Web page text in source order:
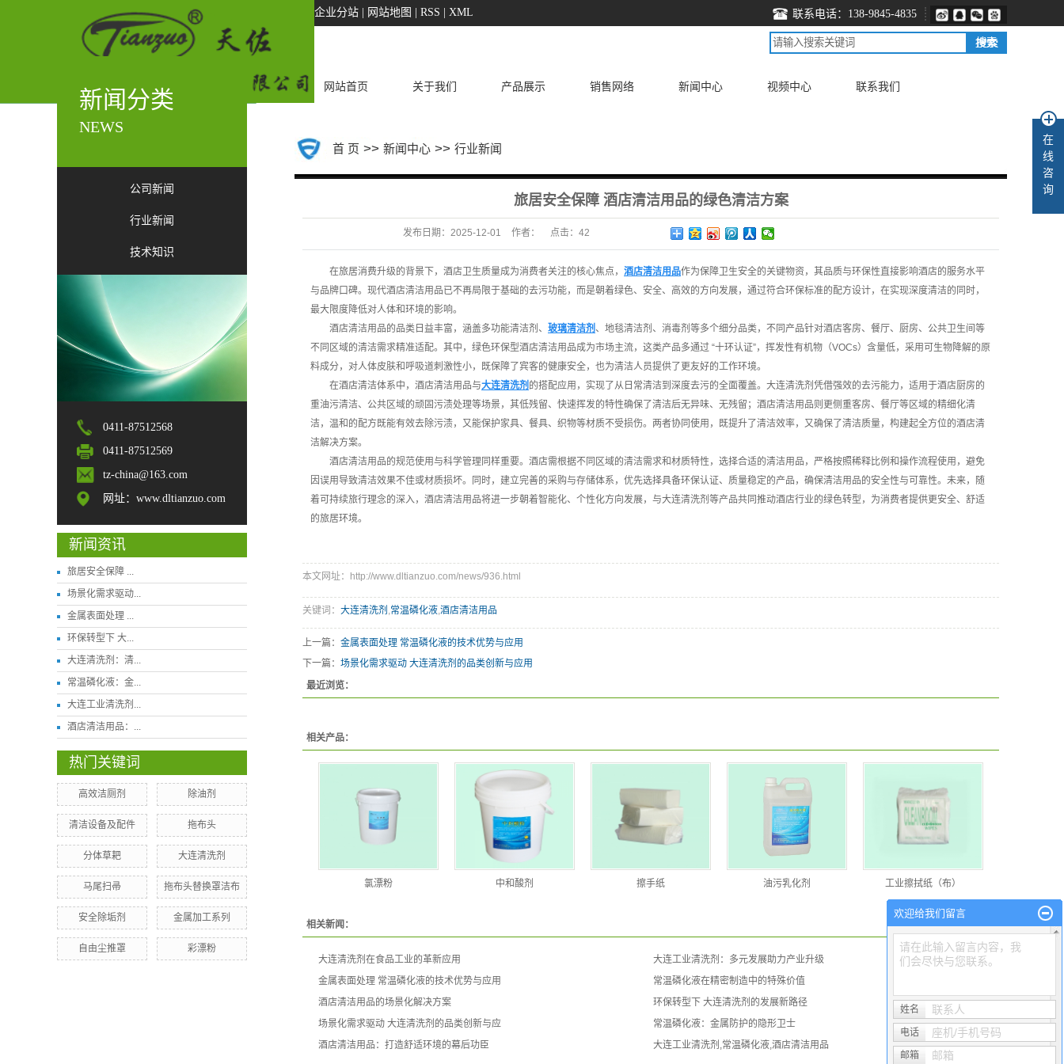
企业分站 网站地图 RSS XML 联系电话：138-9845-4835
网站首页 关于我们 产品展示 销售网络 新闻中心 视频中心 联系我们
新闻分类
NEWS
公司新闻
行业新闻
技术知识
0411-87512568
0411-87512569
tz-china@163.com
网址：www.dltianzuo.com
新闻资讯
旅居安全保障 ...
场景化需求驱动...
金属表面处理 ...
环保转型下 大...
大连清洗剂：清...
常温磷化液：金...
大连工业清洗剂...
酒店清洁用品：...
热门关键词
高效洁厕剂 除油剂
清洁设备及配件 拖布头
分体草耙 大连清洗剂
马尾扫帚 拖布头替换罩洁布
安全除垢剂 金属加工系列
自由尘推罩 ​彩漂粉
首 页 >> 新闻中心 >> 行业新闻
旅居安全保障 酒店清洁用品的绿色清洁方案
发布日期： 2025-12-01 作者： 点击： 42
在旅居消费升级的背景下，酒店卫生质量成为消费者关注的核心焦点， 酒店清洁用品作为保障卫生安全的关键物资，其品质与环保性直接影响酒店的服务水平
与品牌口碑。现代酒店清洁用品已不再局限于基础的去污功能，而是朝着绿色、安全、高效的方向发展，通过符合环保标准的配方设计，在实现深度清洁的同时，
最大限度降低对人体和环境的影响。
酒店清洁用品的品类日益丰富，涵盖多功能清洁剂、 玻璃清洁剂 、地毯清洁剂、消毒剂等多个细分品类，不同产品针对酒店客房、餐厅、厨房、公共卫生间等
不同区域的清洁需求精准适配。其中，绿色环保型酒店清洁用品成为市场主流，这类产品多通过 “十环认证”，挥发性有机物（VOCs）含量低，采用可生物降解的原
料成分，对人体皮肤和呼吸道刺激性小，既保障了宾客的健康安全，也为清洁人员提供了更友好的工作环境。
在酒店清洁体系中，酒店清洁用品与大连清洗剂 的搭配应用，实现了从日常清洁到深度去污的全面覆盖。大连清洗剂凭借强效的去污能力，适用于酒店厨房的
重油污清洁、公共区域的顽固污渍处理等场景，其低残留、快速挥发的特性确保了清洁后无异味、无残留；酒店清洁用品则更侧重客房、餐厅等区域的精细化清
洁，温和的配方既能有效去除污渍，又能保护家具、餐具、织物等材质不受损伤。两者协同使用，既提升了清洁效率，又确保了清洁质量，构建起全方位的酒店清
洁解决方案。
酒店清洁用品的规范使用与科学管理同样重要。酒店需根据不同区域的清洁需求和材质特性，选择合适的清洁用品，严格按照稀释比例和操作流程使用，避免
因误用导致清洁效果不佳或材质损坏。同时，建立完善的采购与存储体系，优先选择具备环保认证、质量稳定的产品，确保清洁用品的安全性与可靠性。未来，随
着可持续旅行理念的深入，酒店清洁用品将进一步朝着智能化、个性化方向发展，与大连清洗剂等产品共同推动酒店行业的绿色转型，为消费者提供更安全、舒适
的旅居环境。
本文网址：http://www.dltianzuo.com/news/936.html
关键词： 大连清洗剂 ,常温磷化液,酒店清洁用品
上一篇： 金属表面处理 常温磷化液的技术优势与应用
下一篇： 场景化需求驱动 大连清洗剂的品类创新与应用
最近浏览：
相关产品：
氯漂粉 ​中和酸剂 擦手纸 ​油污乳化剂 工业擦拭纸（布）
相关新闻：
大连清洗剂在食品工业的革新应用
大连工业清洗剂：多元发展助力产业升级
金属表面处理 常温磷化液的技术优势与应用
常温磷化液在精密制造中的特殊价值
酒店清洁用品的场景化解决方案
环保转型下 大连清洗剂的发展新路径
场景化需求驱动 大连清洗剂的品类创新与应
常温磷化液：金属防护的隐形卫士
酒店清洁用品：打造舒适环境的幕后功臣
大连工业清洗剂,常温磷化液,酒店清洁用品
在
线
咨
询
欢迎给我们留言
请在此输入留言内容，我
们会尽快与您联系。
姓名 联系人
电话 座机/手机号码
邮箱 邮箱